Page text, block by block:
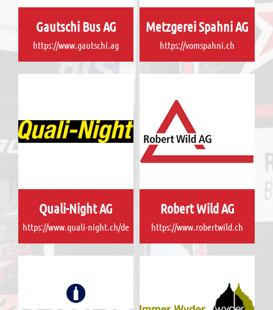
Gautschi Bus AG
https://www.gautschi.ag
Metzgerei Spahni AG
https://vomspahni.ch
Quali-Night AG
https://www.quali-night.ch/de
Robert Wild AG
https://www.robertwild.ch